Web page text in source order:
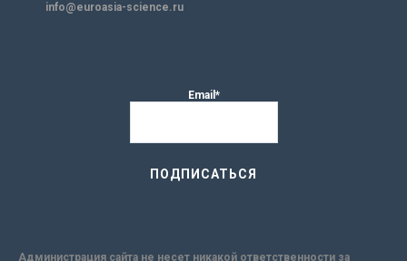
info@euroasia-science.ru
Email*
Администрация сайта не несет никакой ответственности за